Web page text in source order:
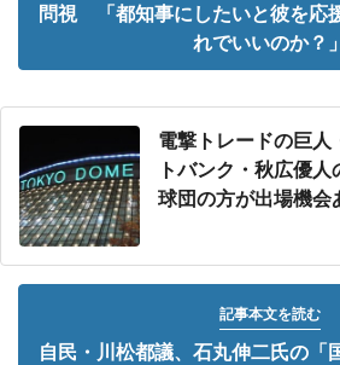
問視 「都知事にしたいと彼を応
れでいいのか？」
電撃トレードの巨人
トバンク・秋広優
球団の方が出場機会
記事本文を読む
自民・川松都議、石丸伸二氏の「